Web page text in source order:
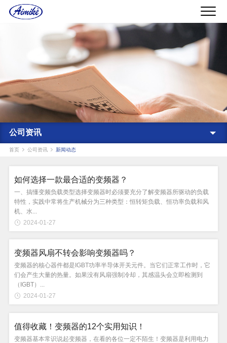
公司资讯
首页 公司资讯 新闻动态
如何选择一款最合适的变频器？
一、搞懂变频负载类型选择变频器时必须要充分了解变频器所驱动的负载
特性，实践中常将生产机械分为三种类型：恒转矩负载、恒功率负载和风
机、水...
2024-01-27
变频器风扇不转会影响变频器吗？
变频器的核心器件都是IGBT功率半导体开关元件。当它们正常工作时，它
们会产生大量的热量。如果没有风扇强制冷却，其感温头会立即检测到
（IGBT）...
2024-01-27
值得收藏！变频器的12个实用知识！
变频器基本常识说起变频器，在看的各位一定不陌生！变频器是利用电力